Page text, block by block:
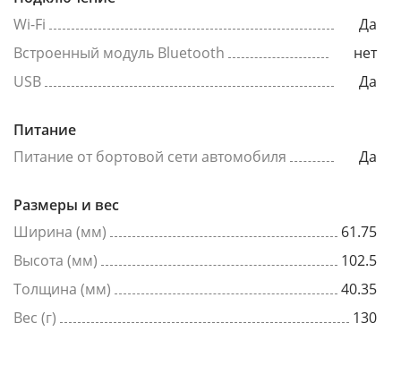
Wi-Fi
Да
Встроенный модуль Bluetooth
нет
USB
Да
Питание
Питание от бортовой сети автомобиля
Да
Размеры и вес
Ширина (мм)
61.75
Высота (мм)
102.5
Толщина (мм)
40.35
Вес (г)
130